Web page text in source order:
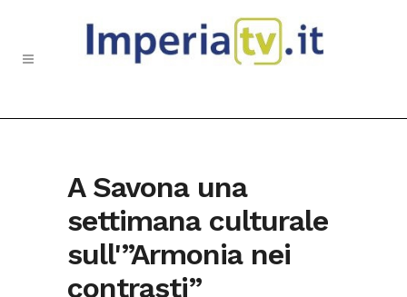
A Savona una
settimana culturale
sull'”Armonia nei
contrasti”